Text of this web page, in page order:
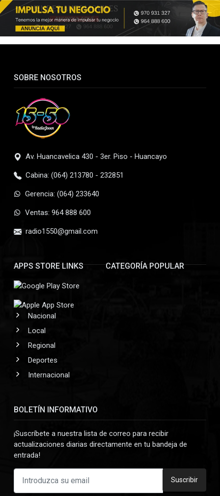
SOBRE NOSOTROS
Av. Huancavelica 430 - 3er. Piso - Huancayo
Cabina: (064) 213780 - 232851
Gerencia: (064) 233640
Ventas: 964 888 600
radio1550@gmail.com
APPS STORE LINKS CATEGORÍA POPULAR
Nacional
Local
Regional
Deportes
Internacional
BOLETÍN INFORMATIVO
¡Suscríbete a nuestra lista de correo para recibir
actualizaciones diarias directamente en tu bandeja de
entrada!
Suscribir